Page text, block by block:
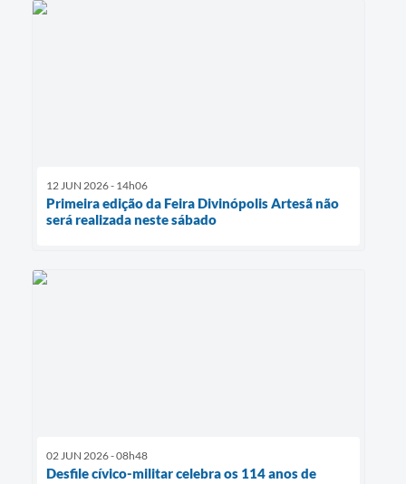
12 JUN 2026 - 14h06
Primeira edição da Feira Divinópolis Artesã não
será realizada neste sábado
02 JUN 2026 - 08h48
Desfile cívico-militar celebra os 114 anos de